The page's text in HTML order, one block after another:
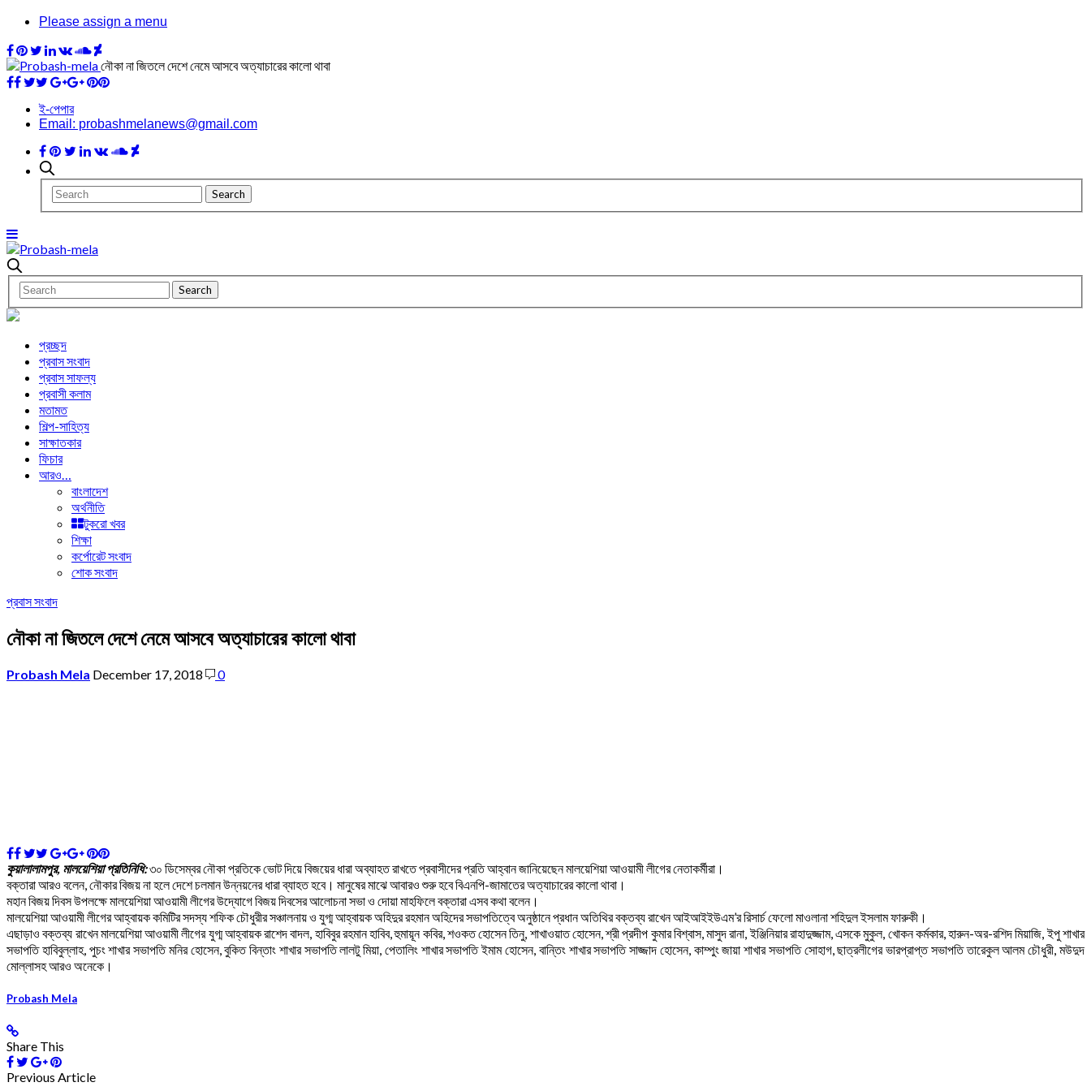
Please assign a menu
নৌকা না জিতলে দেশে নেমে আসবে অত্যাচারের কালো থাবা
ই-পেপার
Email: probashmelanews@gmail.com
প্রচ্ছদ
প্রবাস সংবাদ
প্রবাস সাফল্য
প্রবাসী কলাম
মতামত
শিল্প-সাহিত্য
সাক্ষাতকার
ফিচার
আরও…
বাংলাদেশ
অর্থনীতি
টুকরো খবর
শিক্ষা
কর্পোরেট সংবাদ
শোক সংবাদ
প্রবাস সংবাদ
নৌকা না জিতলে দেশে নেমে আসবে অত্যাচারের কালো থাবা
Probash Mela December 17, 2018 0
কুয়ালালামপুর, মালয়েশিয়া প্রতিনিধি:৩০ ডিসেম্বর নৌকা প্রতিকে ভোট দিয়ে বিজয়ের ধারা অব্যাহত রাখতে প্রবাসীদের প্রতি আহ্বান জানিয়েছেন মালয়েশিয়া আওয়ামী লীগের নেতাকর্মীরা।
বক্তারা আরও বলেন, নৌকার বিজয় না হলে দেশে চলমান উন্নয়নের ধারা ব্যাহত হবে। মানুষের মাঝে আবারও শুরু হবে বিএনপি-জামাতের অত্যাচারের কালো থাবা।
মহান বিজয় দিবস উপলক্ষে মালয়েশিয়া আওয়ামী লীগের উদ্যোগে বিজয় দিবসের আলোচনা সভা ও দোয়া মাহফিলে বক্তারা এসব কথা বলেন।
মালয়েশিয়া আওয়ামী লীগের আহ্বায়ক কমিটির সদস্য শফিক চৌধুরীর সঞ্চালনায় ও যুগ্ম আহ্বায়ক অহিদুর রহমান অহিদের সভাপতিত্বে অনুষ্ঠানে প্রধান অতিথির বক্তব্য রাখেন আইআইইউএম’র রিসার্চ ফেলো মাওলানা শহিদুল ইসলাম ফারুকী।
এছাড়াও বক্তব্য রাখেন মালয়েশিয়া আওয়ামী লীগের যুগ্ম আহ্বায়ক রাশেদ বাদল, হাবিবুর রহমান হাবিব, হুমায়ূন কবির, শওকত হোসেন তিনু, শাখাওয়াত হোসেন, শ্রী প্রদীপ কুমার বিশ্বাস, মাসুদ রানা, ইঞ্জিনিয়ার রাহাদুজ্জাম, এসকে মুকুল, খোকন কর্মকার, হারুন-অর-রশিদ মিয়াজি, ইপু শাখার
সভাপতি হাবিবুল্লাহ, পুচং শাখার সভাপতি মনির হোসেন, বুকিত বিন্তাং শাখার সভাপতি লালটু মিয়া, পেতালিং শাখার সভাপতি ইমাম হোসেন, বান্তিং শাখার সভাপতি সাজ্জাদ হোসেন, কাম্পুং জায়া শাখার সভাপতি সোহাগ, ছাত্রলীগের ভারপ্রাপ্ত সভাপতি তারেকুল আলম চৌধুরী, মউদুদ
মোল্লাসহ আরও অনেকে।
Probash Mela
Share This
Previous Article